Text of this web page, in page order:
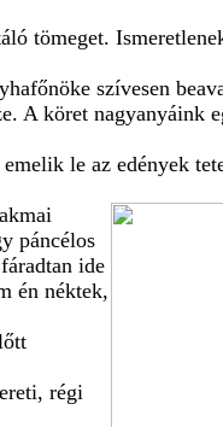
tömeget.
szívesen
A köret nagyanyáink
le az edények
páncélos
ide
én néktek,
régi